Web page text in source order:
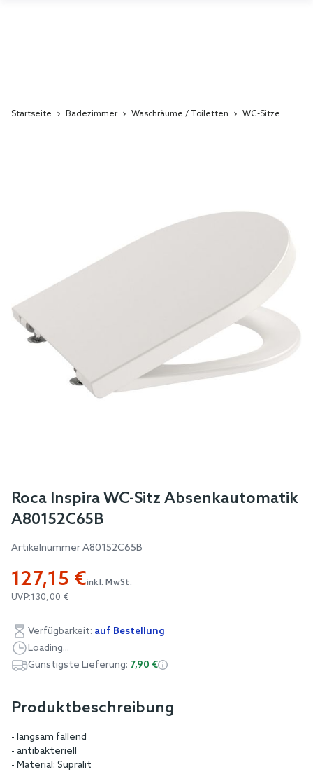
Startseite Badezimmer Waschräume / Toiletten WC-Sitze
Skip
to
beginning
the
images
Roca Inspira WC-Sitz Absenkautomatik
A80152C65B
ArtikelnummerA80152C65B
127,15 €inkl. MwSt.
UVP:130,00 €
Verfügbarkeit: auf Bestellung
Loading...
Günstigste Lieferung: 7,90 €
Produktbeschreibung
- langsam fallend
- antibakteriell
- Material: Supralit